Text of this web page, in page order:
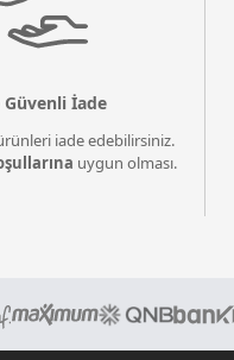
Güvenli İade
iade edebilirsiniz.
uygun olması.